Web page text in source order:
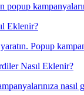
popup
Eklenir?
Popup
Nasıl Eklenir?